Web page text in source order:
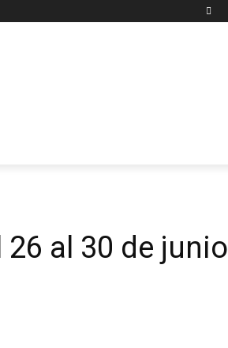
al 30 de junio